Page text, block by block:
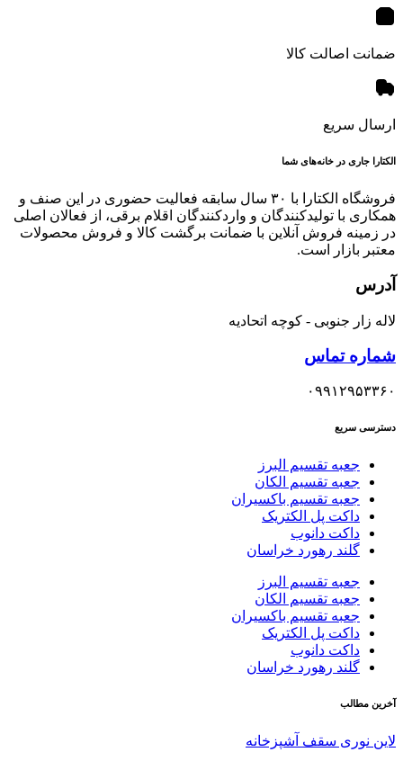
ضمانت اصالت کالا
ارسال سریع
الکتارا جاری در خانه‌های شما
فروشگاه الکتارا با ۳۰ سال سابقه فعالیت حضوری در این صنف و
همکاری با تولیدکنندگان و واردکنندگان اقلام برقی، از فعالان اصلی
در زمینه فروش آنلاین با ضمانت برگشت کالا و فروش محصولات
معتبر بازار است.
آدرس
لاله زار جنوبی - کوچه اتحادیه
شماره تماس
۰۹۹۱۲۹۵۳۳۶۰
دسترسی سریع
جعبه تقسیم البرز
جعبه تقسیم الکان
جعبه تقسیم باکسیران
داکت پل الکتریک
داکت دانوب
گلند رهورد خراسان
جعبه تقسیم البرز
جعبه تقسیم الکان
جعبه تقسیم باکسیران
داکت پل الکتریک
داکت دانوب
گلند رهورد خراسان
آخرین مطالب
لاین نوری سقف آشپزخانه